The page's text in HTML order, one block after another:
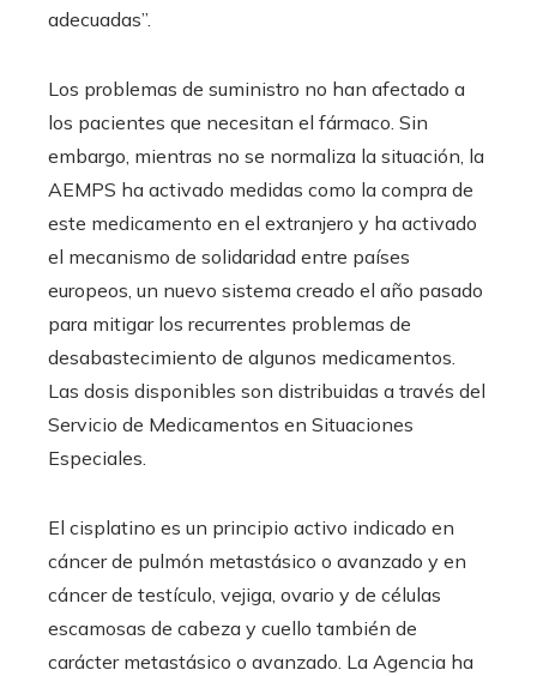
adecuadas”.
Los problemas de suministro no han afectado a
los pacientes que necesitan el fármaco. Sin
embargo, mientras no se normaliza la situación, la
AEMPS ha activado medidas como la compra de
este medicamento en el extranjero y ha activado
el mecanismo de solidaridad entre países
europeos, un nuevo sistema creado el año pasado
para mitigar los recurrentes problemas de
desabastecimiento de algunos medicamentos.
Las dosis disponibles son distribuidas a través del
Servicio de Medicamentos en Situaciones
Especiales.
El cisplatino es un principio activo indicado en
cáncer de pulmón metastásico o avanzado y en
cáncer de testículo, vejiga, ovario y de células
escamosas de cabeza y cuello también de
carácter metastásico o avanzado. La Agencia ha